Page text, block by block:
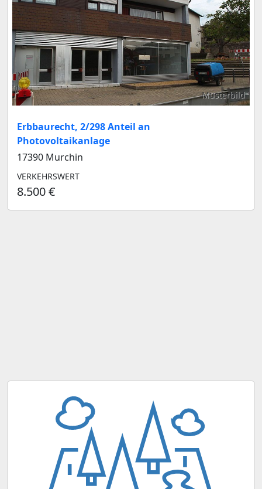
Musterbild
Erbbaurecht, 2/298 Anteil an
Photovoltaikanlage
17390 Murchin
VERKEHRSWERT
8.500 €